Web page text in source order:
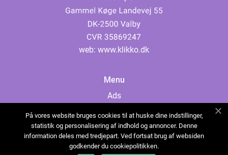
web: www.klikko.dk
Menu
Ads
Cookies
Contact
Sitemap
På vores website bruges cookies til at huske dine indstillinger,
statistik og personalisering af indhold og annoncer. Denne
information deles med tredjepart. Ved fortsat brug af websiden
godkender du cookiepolitikken.